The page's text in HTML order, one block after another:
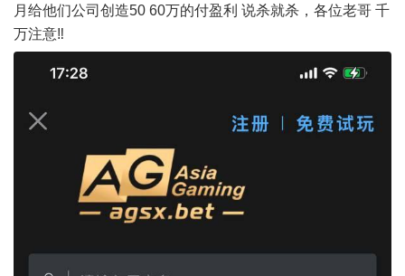
月给他们公司创造50 60万的付盈利 说杀就杀，各位老哥 千
万注意‼️